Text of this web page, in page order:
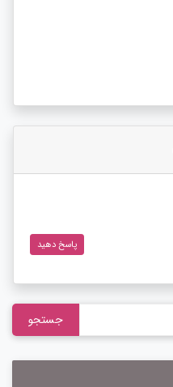
پاسخ دهید
جستجو